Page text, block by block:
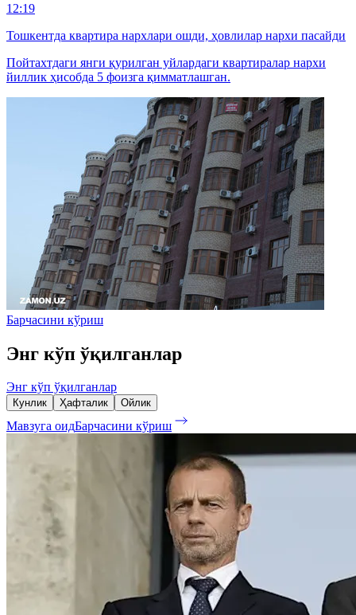
12:19
Тошкентда квартира нархлари ошди, ҳовлилар нархи пасайди
Пойтахтдаги янги қурилган уйлардаги квартиралар нархи
йиллик ҳисобда 5 фоизга қимматлашган.
Барчасини кўриш
Энг кўп ўқилганлар
Энг кўп ўқилганлар
Кунлик Ҳафталик Ойлик
Мавзуга оидБарчасини кўриш